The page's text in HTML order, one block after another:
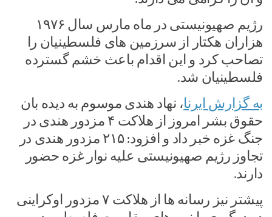
رژیم صهیونیستی در ماه مارس سال ۱۹۷۶
هزاران هکتار از سرزمین های فلسطینیان را
تصاحب کرد و این اقدام باعث خشم گسترده
فلسطینیان شد.
به گزارش ایرنا، نهاد هندی موسوم به دیده بان
حقوق بشر امروز از هلاکت ۴ مزدور هندی در
جنگ غزه خبر داد و افزود: ۲۱۵ مزدور هندی در
تجاوز رژیم صهیونیستی علیه نوار غزه حضور
دارند.
پیشتر نیز رسانه ها از هلاکت ۷ مزدور اوکراینی